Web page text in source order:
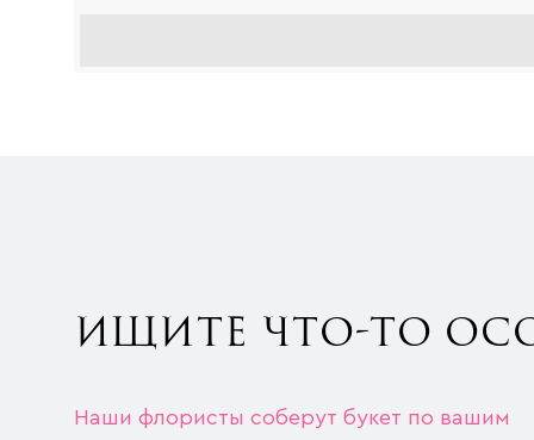
ИЩИТЕ ЧТО-ТО
Наши флористы соберут букет по вашим